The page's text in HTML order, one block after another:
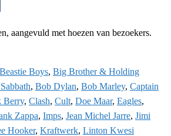
aangevuld met hoezen van bezoekers.
Beastie Boys, Big Brother & Holding
, Bob Dylan, Bob Marley, Captain
Berry, Clash, Cult, Doe Maar, Eagles,
Zappa, Imps, Jean Michel Jarre, Jimi
Hooker, Kraftwerk, Linton Kwesi